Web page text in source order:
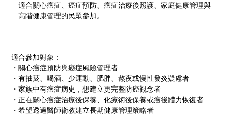
適合關心癌症、癌症預防、癌症治療後照護、家庭健康管理與
高階健康管理的民眾參加。
適合參加對象：
・關心癌症預防與癌症風險管理者
・有抽菸、喝酒、少運動、肥胖、熬夜或慢性發炎疑慮者
・家族中有癌症病史，想建立更完整防癌觀念者
・正在關心癌症治療後保養、化療術後保養或癌後體力恢復者
・希望透過醫師衛教建立長期健康管理策略者